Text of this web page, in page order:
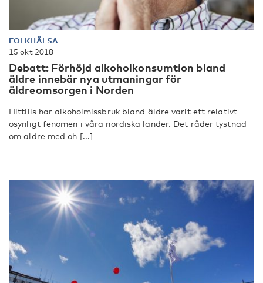
FOLKHÄLSA
15 okt 2018
Debatt: Förhöjd alkoholkonsumtion bland
äldre innebär nya utmaningar för
äldreomsorgen i Norden
Hittills har alkoholmissbruk bland äldre varit ett relativt
osynligt fenomen i våra nordiska länder. Det råder tystnad
om äldre med oh [...]